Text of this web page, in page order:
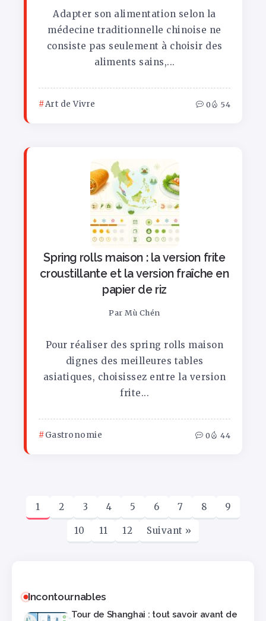
Adapter son alimentation selon la
médecine traditionnelle chinoise ne
consiste pas seulement à choisir des
aliments sains,...
Art de Vivre 0 54
Spring rolls maison : la version frite
croustillante et la version fraîche en
papier de riz
Par Mù Chén
Pour réaliser des spring rolls maison
dignes des meilleures tables
asiatiques, choisissez entre la version
frite...
Gastronomie 0 44
1 2 3 4 5 6 7 8 9
10 11 12 Suivant »
Incontournables
Tour de Shanghai : tout savoir avant de